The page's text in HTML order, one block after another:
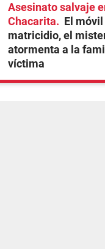
Asesinato salvaje
Chacarita
El móvil
matricidio, el
atormenta a la
víctima